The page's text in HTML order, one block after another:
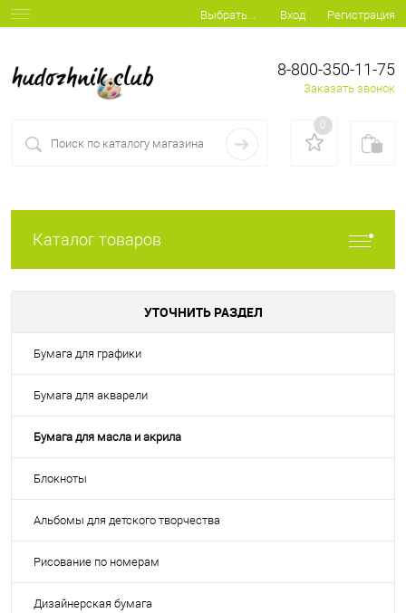
Выбрать... Вход Регистрация
8-800-350-11-75
Заказать звонок
0
Каталог товаров
УТОЧНИТЬ РАЗДЕЛ
Бумага для графики
Бумага для акварели
Бумага для масла и акрила
Блокноты
Альбомы для детского творчества
Рисование по номерам
Дизайнерская бумага